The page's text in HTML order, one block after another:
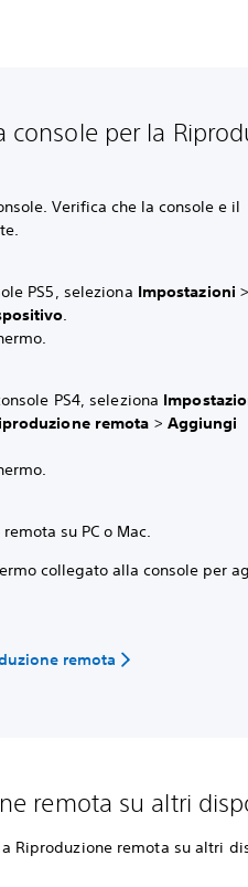
console per la
Verifica che la console e il
PS5, seleziona Impostazioni
PS4, seleziona
remota > Aggiungi
su PC o Mac.
collegato alla console per
remota
remota su altri
Riproduzione remota su altri